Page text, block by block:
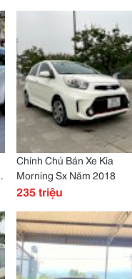
Chính Chủ Bán Xe Kia
Morning Sx Năm 2018
235 triệu